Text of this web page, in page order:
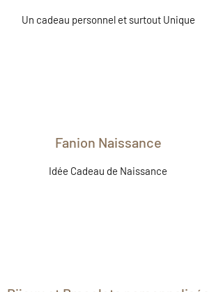
Un cadeau personnel et surtout Unique
Fanion Naissance
Idée Cadeau de Naissance